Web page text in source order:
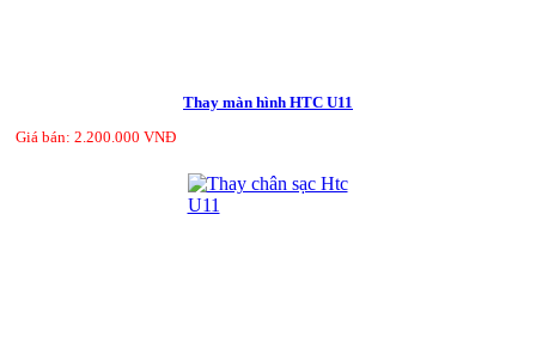
Thay màn hình HTC U11
Giá bán: 2.200.000 VNĐ